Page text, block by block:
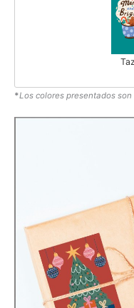
*Los colores presentados